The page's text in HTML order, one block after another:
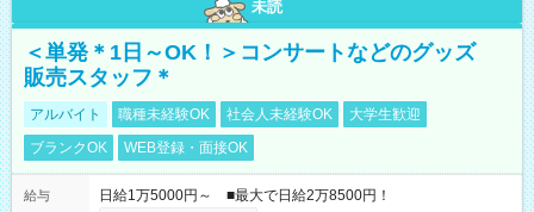
未読
＜単発＊1日～OK！＞コンサートなどのグッズ
販売スタッフ＊
アルバイト 職種未経験OK 社会人未経験OK
大学生歓迎
ブランクOK
WEB登録・面接OK
給与
日給1万5000円～ ■最大で日給2万8500円！